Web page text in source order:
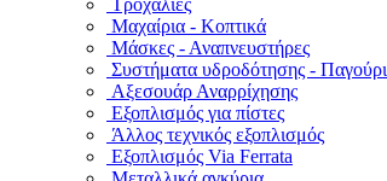
Τροχαλίες
Μαχαίρια - Κοπτικά
Μάσκες - Αναπνευστήρες
Συστήματα υδροδότησης -
Αξεσουάρ Αναρρίχησης
Εξοπλισμός για πίστες
Άλλος τεχνικός εξοπλισμός
Εξοπλισμός Via Ferrata